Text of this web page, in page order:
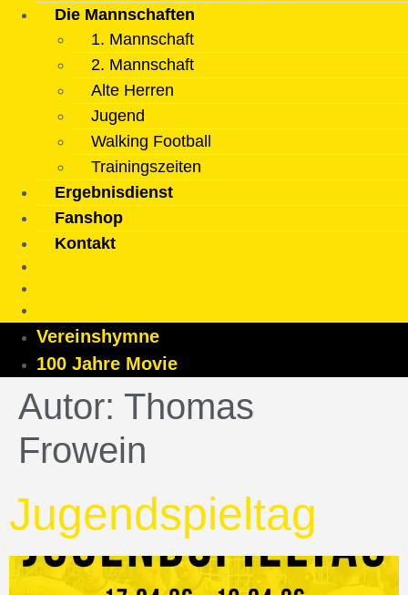
Die Mannschaften
1. Mannschaft
2. Mannschaft
Alte Herren
Jugend
Walking Football
Trainingszeiten
Ergebnisdienst
Fanshop
Kontakt
Vereinshymne
100 Jahre Movie
Autor: Thomas
Frowein
Jugendspieltag